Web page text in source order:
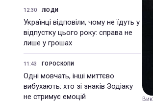
12:30 ЛЮДИ
Українці відповіли, чому не їдуть у
відпустку цього року: справа не
лише у грошах
11:43 ГОРОСКОПИ
Одні мовчать, інші миттєво
вибухають: хто зі знаків Зодіаку
не стримує емоцій